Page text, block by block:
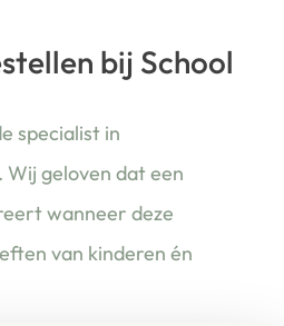
bij School
specialist in
geloven dat een
wanneer deze
van kinderen én